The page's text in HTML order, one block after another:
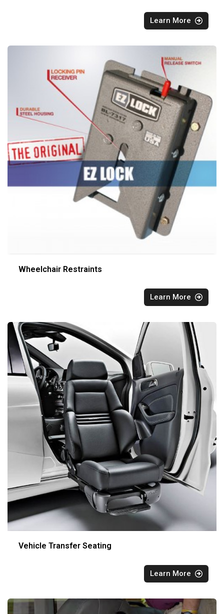
Learn More
Wheelchair Restraints
Learn More
Vehicle Transfer Seating
Learn More